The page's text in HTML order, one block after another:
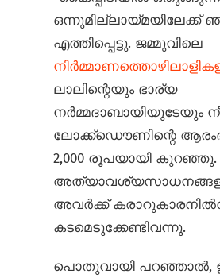
ഒന്നുമില്ലായ്മയിലേക്ക്
എത്തിപ്പെട്ടു. ജമ്മുവിലെ
ലാലിന്റെയും ഭാര്യ
നർമ്മദാബായിയുടേയും
ലോക്ക്ഡൌണിന്റെ
2,000 രൂപയായി കുറഞ്ഞു.
അവർക്ക്
കടമെടുക്കേണ്ടിവന്നു.
പൊതുവായി പറഞ്ഞാൽ,